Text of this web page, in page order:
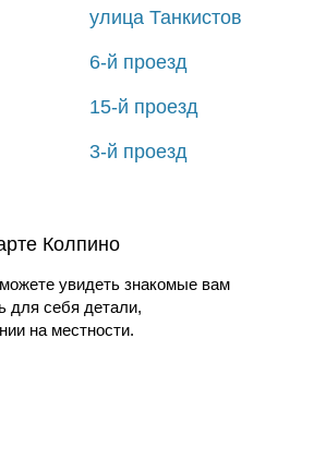
улица Танкистов
6-й проезд
15-й проезд
3-й проезд
Колпино
увидеть знакомые вам
для себя детали,
на местности.